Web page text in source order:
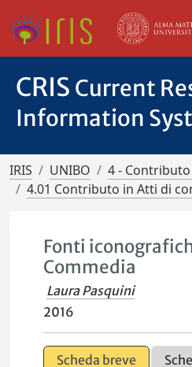
CRIS Current
Information
IRIS UNIBO
4 -
4.01 Contributo in Atti di
Fonti
Commedia
Laura Pasquini
2016
Scheda breve